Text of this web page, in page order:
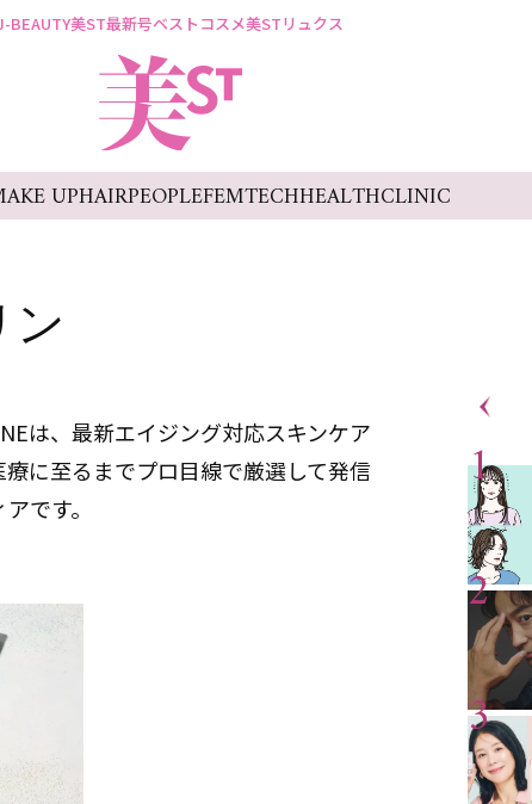
BEAUTY美ST最新号ベストコスメ美STリュクス
UPHAIRPEOPLEFEMTECHHEALTHCLINIC
は、最新エイジング対応スキンケア
に至るまでプロ目線で厳選して発信
です。